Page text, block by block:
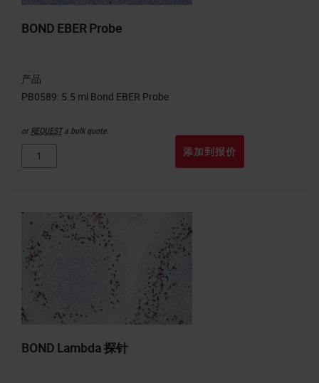
BOND EBER Probe
产品
orREQUESTa bulk quote.
添加到报价
BOND Lambda 探针